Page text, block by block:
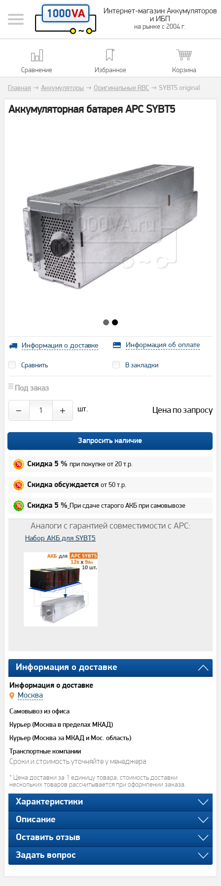
Интернет-магазин Аккумуляторов
и ИБП
на рынке с 2004 г.
Сравнение Избранное Корзина
Главная → Аккумуляторы → Оригинальные RBC → SYBT5 original
Аккумуляторная батарея APC SYBT5
Информация о доставке Информация об оплате
Сравнить В закладки
Под заказ
− + шт. Цена по запросу
Запросить наличие
Скидка 5 % при покупке от 20 т.р.
Скидка обсуждается от 50 т.р.
Скидка 5 % При сдаче старого АКБ при самовывозе
Аналоги с гарантией совместимости с APC:
Набор АКБ для SYBT5
Информация о доставке
Информация о доставке
Москва
Самовывоз из офиса
Курьер (Москва в пределах МКАД)
Курьер (Москва за МКАД и Мос. область)
Транспортные компании
Сроки и стоимость уточняйте у менеджера
* Цена доставки за 1 единицу товара, стоимость доставки
нескольких товаров рассчитывается при оформлении заказа.
Характеристики
Описание
Оставить отзыв
Задать вопрос